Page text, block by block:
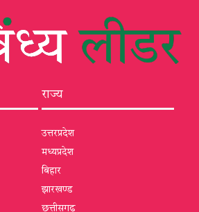
राज्य
उत्तरप्रदेश
मध्यप्रदेश
बिहार
झारखण्ड
छत्तीसगढ़